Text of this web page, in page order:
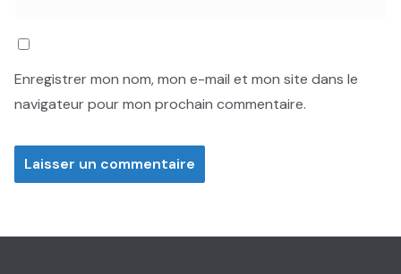
Enregistrer mon nom, mon e-mail et mon site dans le
navigateur pour mon prochain commentaire.